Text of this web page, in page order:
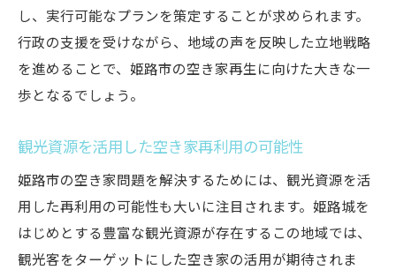
し、実行可能なプランを策定することが求められます。
行政の支援を受けながら、地域の声を反映した立地戦略
を進めることで、姫路市の空き家再生に向けた大きな一
歩となるでしょう。
観光資源を活用した空き家再利用の可能性
姫路市の空き家問題を解決するためには、観光資源を活
用した再利用の可能性も大いに注目されます。姫路城を
はじめとする豊富な観光資源が存在するこの地域では、
観光客をターゲットにした空き家の活用が期待されま